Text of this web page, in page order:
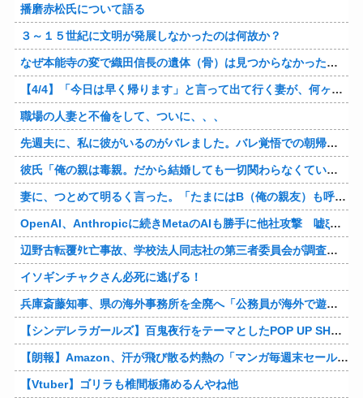
播磨赤松氏について語る
３～１５世紀に文明が発展しなかったのは何故か？
なぜ本能寺の変で織田信長の遺体（骨）は見つからなかったのか
【4/4】「今日は早く帰ります」と言って出て行く妻が、何ヶ月ぶりだろう、見送る私に振り返って手を振っている。罪のなせる気持ちの表れなのか。今日の午後調査員から連絡が入る…
職場の人妻と不倫をして、ついに、、、
先週夫に、私に彼がいるのがバレました。バレ覚悟での朝帰りでしたが・・・ 私は意志を持って彼に抱かれました。その時にはもう結婚生活を終わりにする覚悟が出来ていました。
彼氏「俺の親は毒親。だから結婚しても一切関わらなくていい」私「うん」彼氏「そのかわり俺もお前の親と一切関わらない。結婚の挨拶にも行かない」私「えっ」
妻に、つとめて明るく言った。「たまにはB（俺の親友）も呼んで家で鍋でもしようか。」妻は箸を持つ手をブルブル震わせながら「何でBさんなの？」と。お前の浮気相手だからだよ！！
OpenAI、Anthropicに続きMetaのAIも勝手に他社攻撃 嘘ξけど何これ流行ってんの？
辺野古転覆ﾀﾋ亡事故、学校法人同志社の第三者委員会が調査報告書を公表 … 安全配慮義務違反や安全管理に関する検証を妨げた組織風土の存在を指摘
イソギンチャクさん必死に逃げる！
兵庫斎藤知事、県の海外事務所を全廃へ「公務員が海外で遊ぶためにあるだけ」
【シンデレラガールズ】百鬼夜行をテーマとしたPOP UP SHOPが東京・大阪にて開催
【朗報】Amazon、汗が飛び散る灼熱の「マンガ毎週末セール（50%還元）」を開催！他
【Vtuber】ゴリラも椎間板痛めるんやね他